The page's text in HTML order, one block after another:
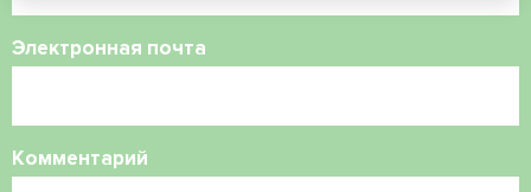
Электронная почта
Комментарий